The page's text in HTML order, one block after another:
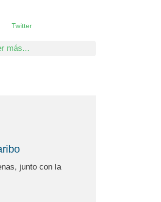
Twitter
más...
junto con la